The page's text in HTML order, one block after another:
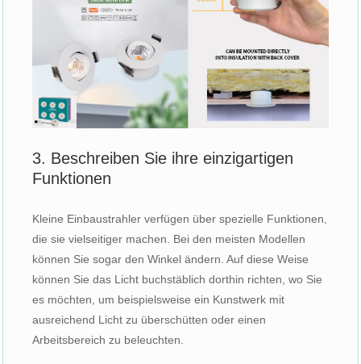
3. Beschreiben Sie ihre einzigartigen
Funktionen
Kleine Einbaustrahler verfügen über spezielle Funktionen,
die sie vielseitiger machen. Bei den meisten Modellen
können Sie sogar den Winkel ändern. Auf diese Weise
können Sie das Licht buchstäblich dorthin richten, wo Sie
es möchten, um beispielsweise ein Kunstwerk mit
ausreichend Licht zu überschütten oder einen
Arbeitsbereich zu beleuchten.